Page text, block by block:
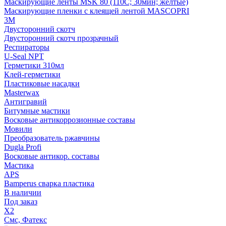
Маскирующие ленты MSK 80 (110С; 30мин; желтые)
Маскирующие пленки с клеящей лентой MASCOPRI
3M
Двусторонний скотч
Двусторонний скотч прозрачный
Респираторы
U-Seal NPT
Герметики 310мл
Клей-герметики
Пластиковые насадки
Masterwax
Антигравий
Битумные мастики
Восковые антикоррозионные составы
Мовили
Преобразователь ржавчины
Dugla Profi
Восковые антикор. составы
Мастика
APS
Bamperus сварка пластика
В наличии
Под заказ
X2
Смс, Фатекс